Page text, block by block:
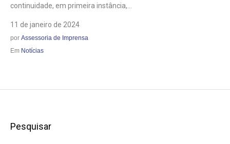
continuidade, em primeira instância,...
11 de janeiro de 2024
por Assessoria de Imprensa
Em Notícias
Pesquisar